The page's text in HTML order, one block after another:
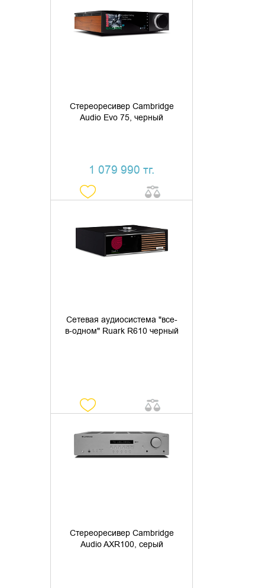
Стереоресивер Cambridge
Audio Evo 75, черный
1 079 990 тг.
ДОБАВИТЬ В КОРЗИНУ
Cетевая аудиосистема "все-
в-одном" Ruark R610 черный
УТОЧНИТЬ НАЛИЧИЕ
Стереоресивер Cambridge
Audio AXR100, серый
УТОЧНИТЬ НАЛИЧИЕ